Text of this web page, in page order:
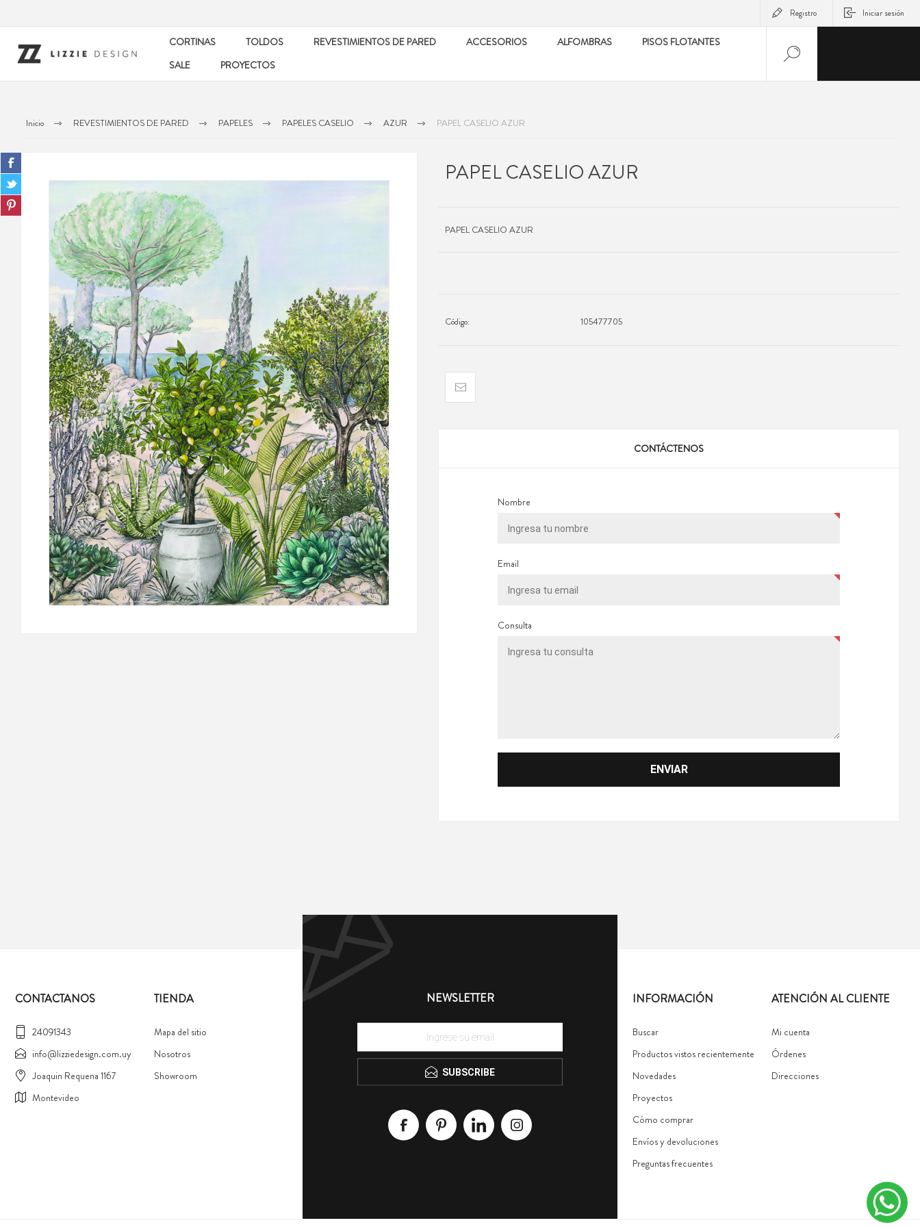
Registro Iniciar sesión
CORTINAS TOLDOS REVESTIMIENTOS DE PARED ACCESORIOS ALFOMBRAS
PISOS FLOTANTES
SALE
PROYECTOS
Inicio REVESTIMIENTOS DE PARED PAPELES PAPELES CASELIO AZUR PAPEL CASELIO AZUR
PAPEL CASELIO AZUR
PAPEL CASELIO AZUR
Código: 105477705
CONTÁCTENOS
Nombre
Email
Consulta
NEWSLETTER
SUBSCRIBE
CONTACTANOS
24091343
info@lizziedesign.com.uy
Joaquin Requena 1167
Montevideo
TIENDA
Mapa del sitio
Nosotros
Showroom
INFORMACIÓN
Buscar
Productos vistos recientemente
Novedades
Proyectos
Cómo comprar
Envíos y devoluciones
Preguntas frecuentes
ATENCIÓN AL CLIENTE
Mi cuenta
Órdenes
Direcciones